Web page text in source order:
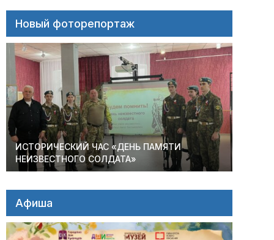
Новый фоторепортаж
ИСТОРИЧЕСКИЙ ЧАС «ДЕНЬ ПАМЯТИ
НЕИЗВЕСТНОГО СОЛДАТА»
Афиша